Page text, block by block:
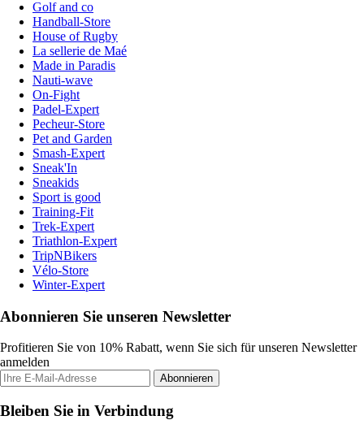
Golf and co
Handball-Store
House of Rugby
La sellerie de Maé
Made in Paradis
Nauti-wave
On-Fight
Padel-Expert
Pecheur-Store
Pet and Garden
Smash-Expert
Sneak'In
Sneakids
Sport is good
Training-Fit
Trek-Expert
Triathlon-Expert
TripNBikers
Vélo-Store
Winter-Expert
Abonnieren Sie unseren Newsletter
Profitieren Sie von 10% Rabatt, wenn Sie sich für unseren Newsletter
anmelden
Abonnieren
Bleiben Sie in Verbindung